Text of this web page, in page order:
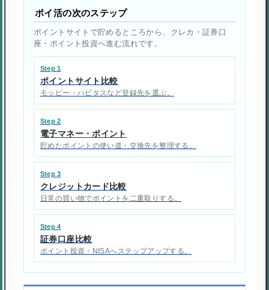
ポイ活の次のステップ
ポイントサイトで貯めるところから、クレカ・証券口
座・ポイント投資へ進む流れです。
Step 1
ポイントサイト比較
モッピー・ハピタスなど登録先を選ぶ。
Step 2
電子マネー・ポイント
貯めたポイントの使い道・交換先を整理する。
Step 3
クレジットカード比較
日常の買い物でポイントを二重取りする。
Step 4
証券口座比較
ポイント投資・NISAへステップアップする。